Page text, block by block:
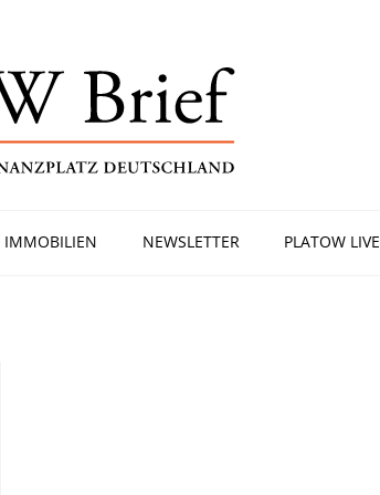
IMMOBILIEN NEWSLETTER PLATOW LIVE